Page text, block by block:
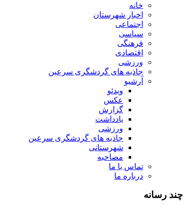
خانه
اخبار شهرستان
اجتماعی
سیاسی
فرهنگی
اقتصادی
ورزشی
جاذبه های گردشگری سرعین
آرشیو
ویدئو
عکس
گزارش
یادداشت
ورزشی
جاذبه های گردشگری سرعین
شهرستانی
مصاحبه
تماس با ما
درباره ما
چند رسانه